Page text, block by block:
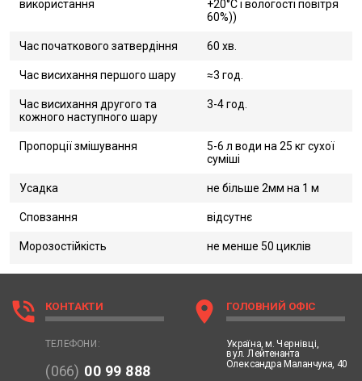
використання
+20°С і вологості повітря
60%))
Час початкового затвердіння 60 хв.
Час висихання першого шару ≈3 год.
Час висихання другого та
кожного наступного шару
3-4 год.
Пропорції змішування
5-6 л води на 25 кг сухої
суміші
Усадка не більше 2мм на 1 м
Сповзання відсутнє
Морозостійкість не менше 50 циклів
phone_in_talk КОНТАКТИ
ТЕЛЕФОНИ:
(066) 00 99 888
location_on ГОЛОВНИЙ ОФІС
Україна, м. Чернівці,
вул. Лейтенанта
Олександра Маланчука, 40